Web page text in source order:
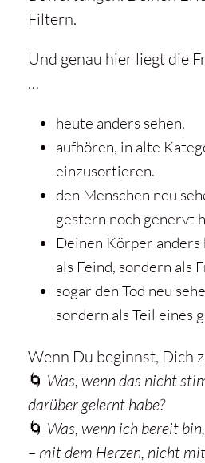
Filtern.
Und genau hier liegt die
…
heute anders sehen.
aufhören, in alte
einzusortieren.
den Menschen neu
gestern noch genervt
Deinen Körper
als Feind, sondern als
sogar den Tod neu
sondern als Teil eines
Wenn Du beginnst, Dich
🌀 Was, wenn das nicht
darüber gelernt habe?
🌀 Was, wenn ich bereit
– mit dem Herzen, nicht